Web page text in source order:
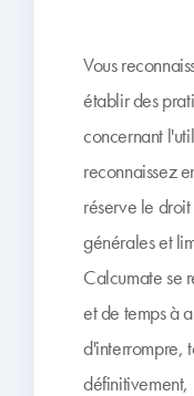
Vous
établir des
concernant
reconnaissez
réserve le
générales et
Calcumate se
et de temps à
d'interrompre,